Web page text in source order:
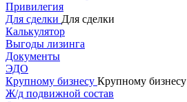
Привилегия
Для сделки Для сделки
Калькулятор
Выгоды лизинга
Документы
ЭДО
Крупному бизнесу Крупному бизнесу
Ж/д подвижной состав